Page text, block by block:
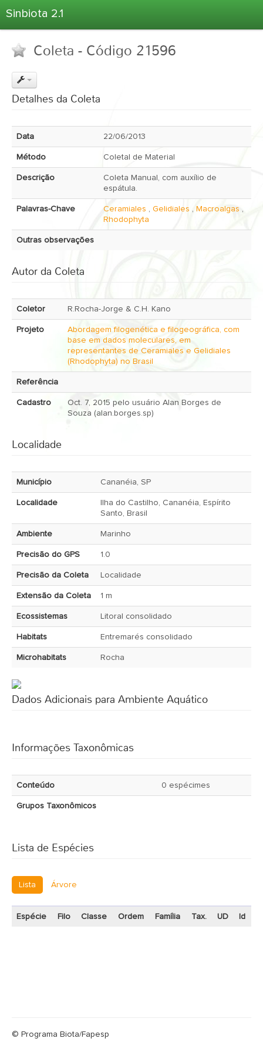
Sinbiota 2.1
Informações Ambientais
Coletas
Atlas 2.1
Estatísticas
Login
Coleta - Código 21596
Detalhes da Coleta
Data 22/06/2013
Método Coletal de Material
Descrição
Coleta Manual, com auxílio de
espátula.
Palavras-Chave Ceramiales , Gelidiales , Macroalgas ,
Rhodophyta
Outras observações
Autor da Coleta
Coletor R.Rocha-Jorge & C.H. Kano
Projeto
Abordagem filogenética e filogeográfica, com
base em dados moleculares, em
representantes de Ceramiales e Gelidiales
(Rhodophyta) no Brasil
Referência
Cadastro
Oct. 7, 2015 pelo usuário Alan Borges de
Souza (alan.borges.sp)
Localidade
Município Cananéia, SP
Localidade
Ilha do Castilho, Cananéia, Espírito
Santo, Brasil
Ambiente Marinho
Precisão do GPS 1.0
Precisão da Coleta Localidade
Extensão da Coleta 1 m
Ecossistemas Litoral consolidado
Habitats Entremarés consolidado
Microhabitats Rocha
Dados Adicionais para Ambiente Aquático
Informações Taxonômicas
Conteúdo 0 espécimes
Grupos Taxonômicos
Lista de Espécies
Lista Árvore
Espécie Filo Classe Ordem Família Tax. UD Id
© Programa Biota/Fapesp